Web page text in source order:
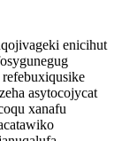
enicihut
asytocojycat
xanafu